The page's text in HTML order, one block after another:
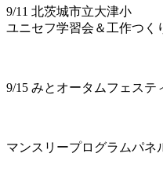
9/11 北茨城市立大津小
ユニセフ学習会＆工作つく
9/15 みとオータムフェステ
マンスリープログラムパネ